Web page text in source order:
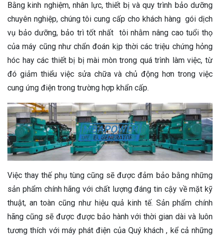
Bằng kinh nghiệm, nhân lực, thiết bị và quy trình bảo dưỡng
chuyên nghiệp, chúng tôi cung cấp cho khách hàng gói dịch
vụ bảo dưỡng, bảo trì tốt nhất tôi nhằm nâng cao tuổi thọ
của máy cũng như chẩn đoán kịp thời các triệu chứng hỏng
hóc hay các thiết bị bị mài mòn trong quá trình làm việc, từ
đó giảm thiểu việc sửa chữa và chủ động hơn trong việc
cung ứng điện trong trường hợp khẩn cấp.
Việc thay thế phụ tùng cũng sẽ được đảm bảo bằng những
sản phẩm chính hãng với chất lượng đáng tin cậy về mặt kỹ
thuật, an toàn cũng như hiệu quả kinh tế. Sản phẩm chính
hãng cũng sẽ được được bảo hành với thời gian dài và luôn
tương thích với máy phát điện của Quý khách , kể cả những